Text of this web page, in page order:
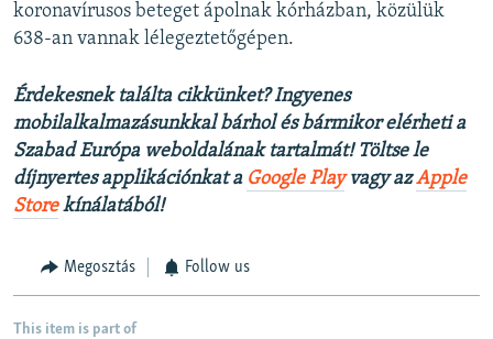
koronavírusos beteget ápolnak kórházban, közülük
638-an vannak lélegeztetőgépen.
Érdekesnek találta cikkünket? Ingyenes
mobilalkalmazásunkkal bárhol és bármikor elérheti a
Szabad Európa weboldalának tartalmát! Töltse le
díjnyertes applikációnkat a Google Playvagy azApple
Storekínálatából!
Megosztás Follow us
This item is part of